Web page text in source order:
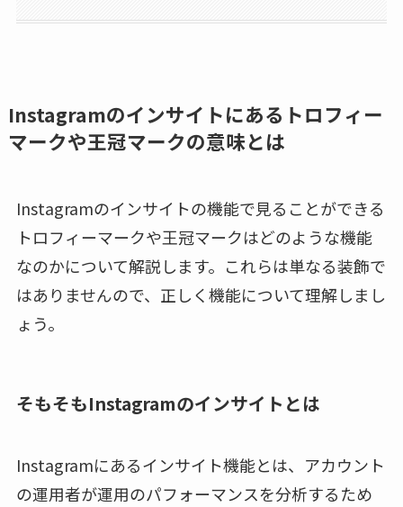
Instagramのインサイトにあるトロフィー
マークや王冠マークの意味とは
Instagramのインサイトの機能で見ることができる
トロフィーマークや王冠マークはどのような機能
なのかについて解説します。これらは単なる装飾で
はありませんので、正しく機能について理解しまし
ょう。
そもそもInstagramのインサイトとは
Instagramにあるインサイト機能とは、アカウント
の運用者が運用のパフォーマンスを分析するため